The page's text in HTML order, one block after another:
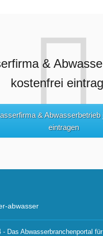
&
kostenfrei
& Abwasserbetrieb
eintragen
Das Abwasserbranchenportal